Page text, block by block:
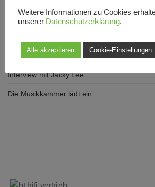
Davis Acoustics Courbet No 8 im Test
On every stage
Interview mit Jacky Lee
Die Musikkammer lädt ein
Weitere Informationen zu Cookies
unserer Datenschutzerklärung.
Alle akzeptieren Cookie-Einstellungen